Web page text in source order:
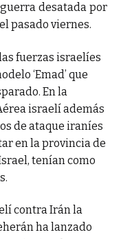
desatada por
pasado viernes.
fuerzas israelíes
‘Emad’ que
En la
israelí además
de ataque iraníes
en la provincia de
tenían como
contra Irán la
ha lanzado